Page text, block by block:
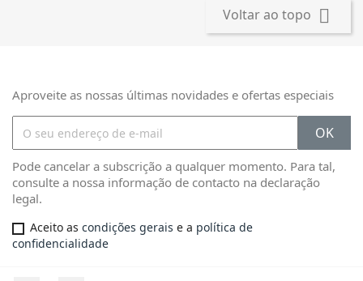
Voltar ao topo 
Aproveite as nossas últimas novidades e ofertas especiais
Pode cancelar a subscrição a qualquer momento. Para tal,
consulte a nossa informação de contacto na declaração
legal.
Aceito as condições gerais e a política de
confidencialidade